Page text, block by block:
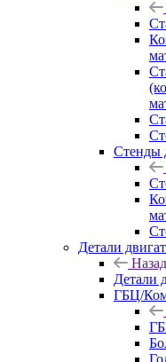
Стенды
Детали
Назад
Детали
ГБЦ/